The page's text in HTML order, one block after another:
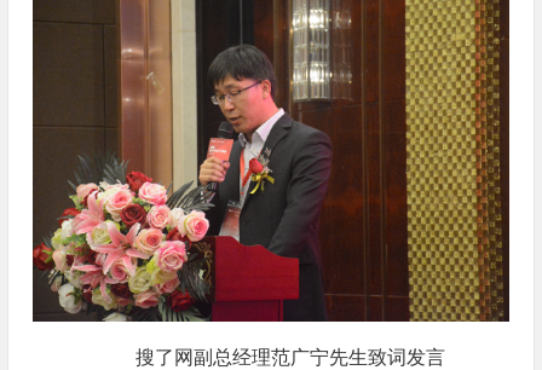
搜了网副总经理范广宁先生致词发言